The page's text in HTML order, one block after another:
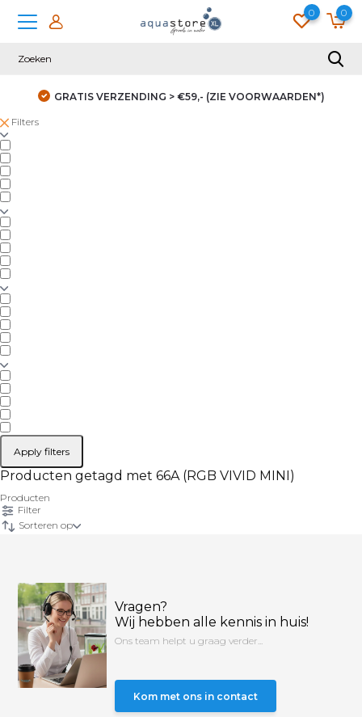
0 0
GRATIS VERZENDING > €59,- (ZIE VOORWAARDEN*)
Filters
Apply filters
Producten getagd met 66A (RGB VIVID MINI)
Producten
Filter
Sorteren op
Vragen?
Wij hebben alle kennis in huis!
Ons team helpt u graag verder...
Kom met ons in contact